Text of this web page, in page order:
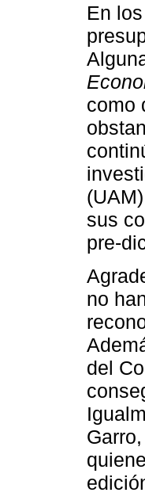
En
como
sus
pre-
no
del